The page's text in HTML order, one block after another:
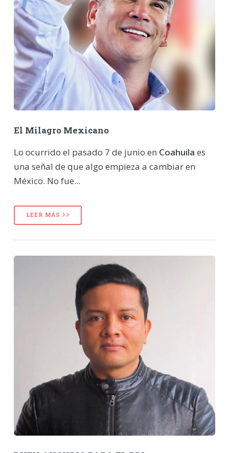
El Milagro Mexicano
Lo ocurrido el pasado 7 de junio en Coahuila es
una señal de que algo empieza a cambiar en
México. No fue...
LEER MÁS